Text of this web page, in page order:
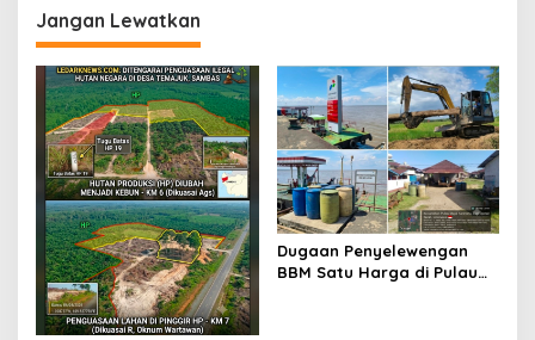
Jangan Lewatkan
Dugaan Penyelewengan
BBM Satu Harga di Pulau